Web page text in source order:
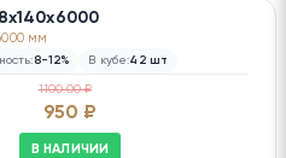
мм
8-12% В кубе:42 шт
1100.00 ₽
950 ₽
В НАЛИЧИИ